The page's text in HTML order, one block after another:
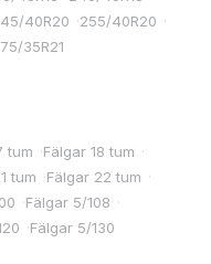
40R20 ·255/40R20 ·
35R21
tum ·Fälgar 18 tum ·
tum ·Fälgar 22 tum ·
·Fälgar 5/108 ·
·Fälgar 5/130